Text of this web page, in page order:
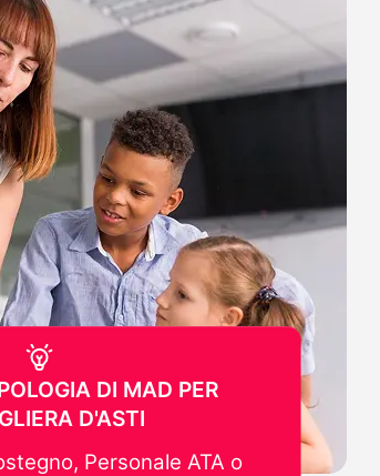
DI MAD PER
D'ASTI
Personale ATA o